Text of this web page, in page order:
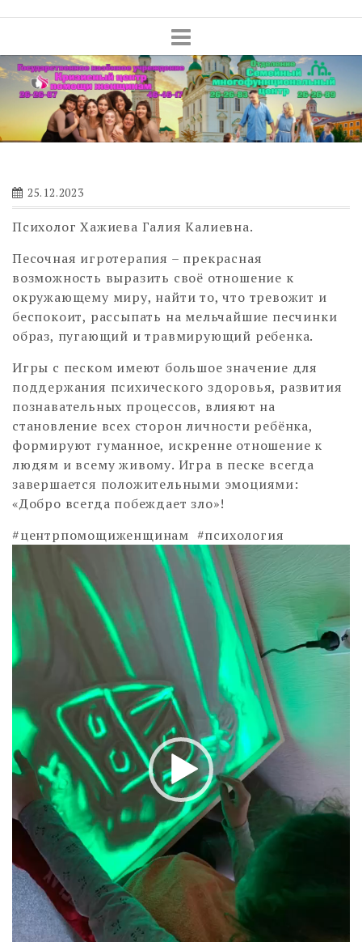
25.12.2023
Психолог Хажиева Галия Калиевна.
Песочная игротерапия – прекрасная
возможность выразить своё отношение к
окружающему миру, найти то, что тревожит и
беспокоит, рассыпать на мельчайшие песчинки
образ, пугающий и травмирующий ребенка.
Игры с песком имеют большое значение для
поддержания психического здоровья, развития
познавательных процессов, влияют на
становление всех сторон личности ребёнка,
формируют гуманное, искренне отношение к
людям и всему живому. Игра в песке всегда
завершается положительными эмоциями:
«Добро всегда побеждает зло»!
#центрпомощиженщинам #психология
Видеоплеер